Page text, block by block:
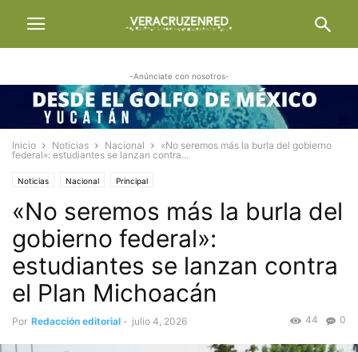
-Anúnciate con nosotros-
Inicio Noticias Nacional
«No seremos más la burla del gobierno
federal»: estudiantes se lanzan contra...
Noticias Nacional Principal
«No seremos más la burla del
gobierno federal»:
estudiantes se lanzan contra
el Plan Michoacán
Por Redacción editorial - julio 4, 2026 0
44